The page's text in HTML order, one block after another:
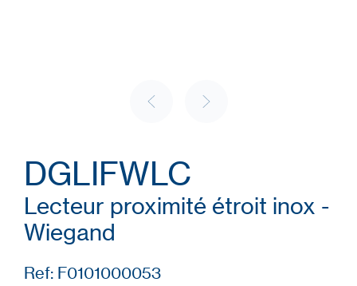
DGLIFWLC
Lecteur proximité étroit inox -
Wiegand
Ref: F0101000053